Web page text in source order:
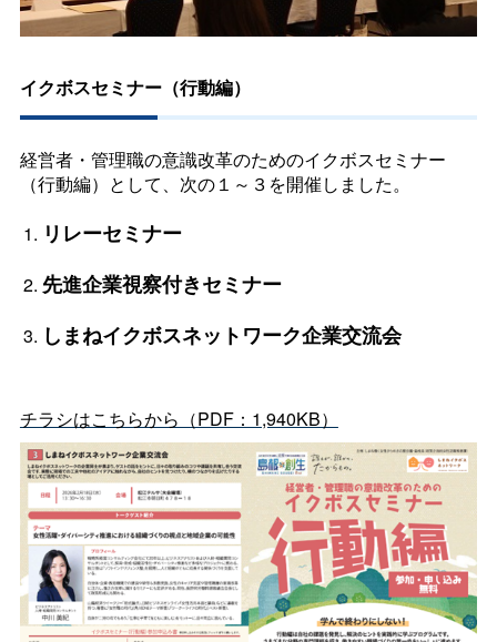
イクボスセミナー（行動編）
経営者・管理職の意識改革のためのイクボスセミナー
（行動編）として、次の１～３を開催しました。
リレーセミナー
先進企業視察付きセミナー
しまねイクボスネットワーク企業交流会
チラシはこちらから（PDF：1,940KB）